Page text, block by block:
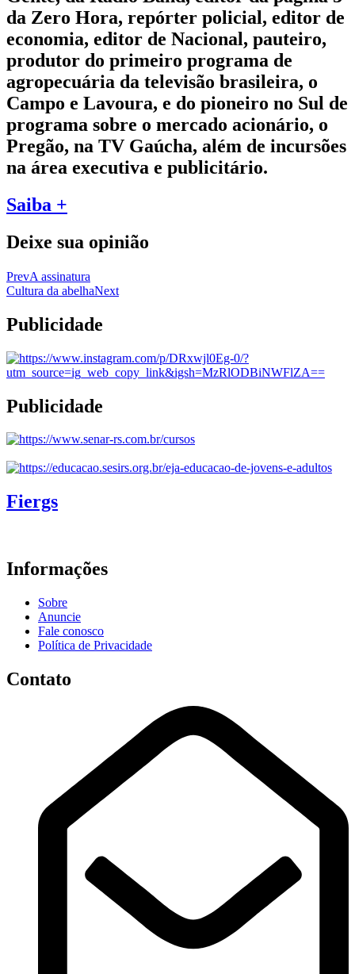
da Zero Hora, repórter policial, editor de
economia, editor de Nacional, pauteiro,
produtor do primeiro programa de
agropecuária da televisão brasileira, o
Campo e Lavoura, e do pioneiro no Sul de
programa sobre o mercado acionário, o
Pregão, na TV Gaúcha, além de incursões
na área executiva e publicitário.
Saiba +
Deixe sua opinião
PrevA assinatura
Cultura da abelhaNext
Publicidade
Publicidade
Fiergs
Informações
Sobre
Anuncie
Fale conosco
Política de Privacidade
Contato